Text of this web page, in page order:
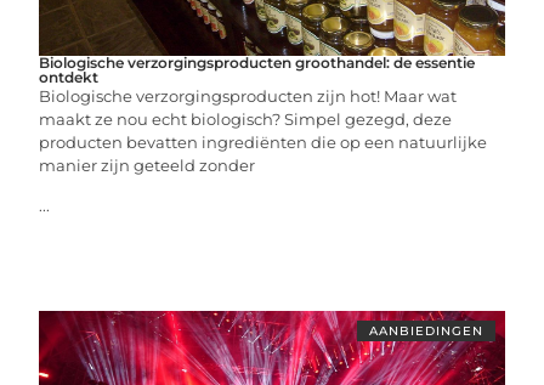
Biologische verzorgingsproducten groothandel: de essentie
ontdekt
Biologische verzorgingsproducten zijn hot! Maar wat
maakt ze nou echt biologisch? Simpel gezegd, deze
producten bevatten ingrediënten die op een natuurlijke
manier zijn geteeld zonder
...
AANBIEDINGEN